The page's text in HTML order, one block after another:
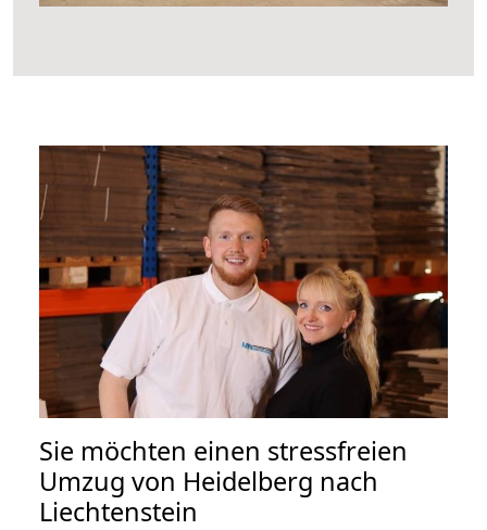
Sie möchten einen stressfreien
Umzug von Heidelberg nach
Liechtenstein